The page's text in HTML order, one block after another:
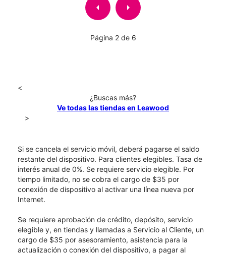
arrow_left arrow_right
Página 2 de 6
<
¿Buscas más?
Ve todas las tiendas en Leawood
>
Si se cancela el servicio móvil, deberá pagarse el saldo
restante del dispositivo. Para clientes elegibles. Tasa de
interés anual de 0%. Se requiere servicio elegible. Por
tiempo limitado, no se cobra el cargo de $35 por
conexión de dispositivo al activar una línea nueva por
Internet.
Se requiere aprobación de crédito, depósito, servicio
elegible y, en tiendas y llamadas a Servicio al Cliente, un
cargo de $35 por asesoramiento, asistencia para la
actualización o conexión del dispositivo, a pagar al